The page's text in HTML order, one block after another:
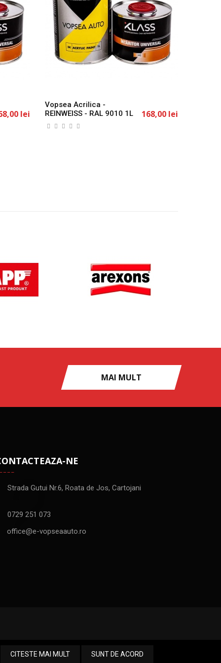
lei
Vopsea Acrilica -
REINWEISS - RAL 9010 1L
KLASS
168,00 lei
MAI MULT
NE
Strada Gutui Nr.6, Roata de Jos, Cartojani
0729 251 073
office@e-vopseaauto.ro
CITESTE MAI MULT SUNT DE ACORD